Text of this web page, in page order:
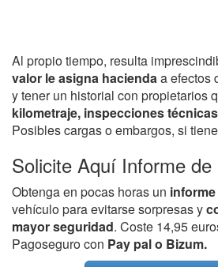
Al propio tiempo, resulta
valor le asigna haciendaa efectos
y tener un historial con propietarios
kilometraje, inspecciones
Posibles cargas o embargos, si
Solicite Aquí Informe
Obtenga en pocas horas un
vehículo para evitarse sorpresas y
mayor seguridad. Coste 14,95
Pagoseguro con Pay pal o Bizum.